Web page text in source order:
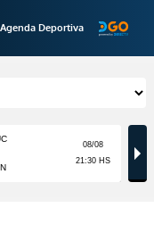
Agenda Deportiva